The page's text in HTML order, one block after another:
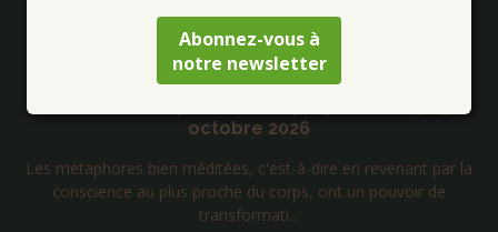
Abonnez-vous à
notre newsletter
Publications à la Une !
Jacques Vigne – Métaphores du Bouddha
octobre 2026
Les métaphores bien méditées, c'est-à-dire en revenant par la
conscience au plus proche du corps, ont un pouvoir de
transformati...